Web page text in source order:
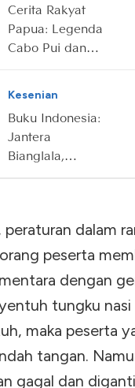
Cerita Rakyat
Papua: Legenda
Cabo Pui dan
Kesenian
Buku Indonesia:
Jantera
Bianglala,
Karya Ahmad
Tohari
peraturan dalam
peserta
dengan
tungku
maka peserta
tangan.
gagal dan